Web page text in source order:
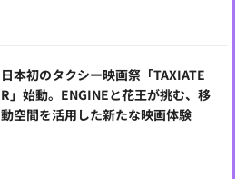
日本初のタクシー映画祭「TAXIATE
R」始動。ENGINEと花王が挑む、移
動空間を活用した新たな映画体験